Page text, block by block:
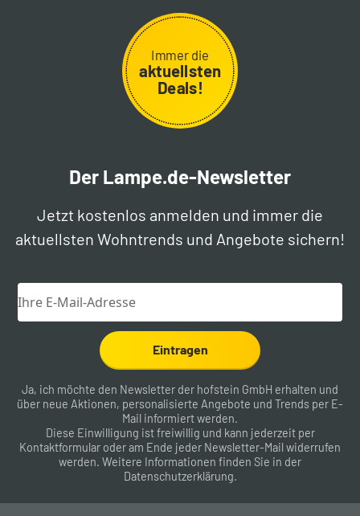
Immer die
aktuellsten
Deals!
Der Lampe.de-Newsletter
Jetzt kostenlos anmelden und immer die
aktuellsten Wohntrends und Angebote sichern!
Eintragen
Ja, ich möchte den Newsletter der hofstein GmbH erhalten und
über neue Aktionen, personalisierte Angebote und Trends per E-
Mail informiert werden.
Diese Einwilligung ist freiwillig und kann jederzeit per
Kontaktformular oder am Ende jeder Newsletter-Mail widerrufen
werden. Weitere Informationen finden Sie in der
Datenschutzerklärung.